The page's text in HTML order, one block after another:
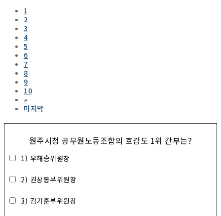
1
2
3
4
5
6
7
8
9
10
»
마지막
원주시청 공무원노동조합의 호감도 1위 간부는?
1) 우해승위원장
2) 권상봉부위원장
3) 김기훈부위원장